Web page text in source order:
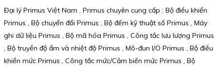
Đại lý Primus Việt Nam . Primus chuyên cung cấp : Bộ điều khiển
Primus , Bộ chuyển đổi Primus , Bộ đếm kỹ thuật số Primus , Máy
ghi dữ liệu Primus , Bộ mã hóa Primus , Công tắc lưu lượng Primus
, Bộ truyền độ ẩm và nhiệt độ Primus , Mô-đun I/O Primus , Bộ điều
khiển mức Primus , Công tắc mức/Cảm biến mức Primus , Bộ